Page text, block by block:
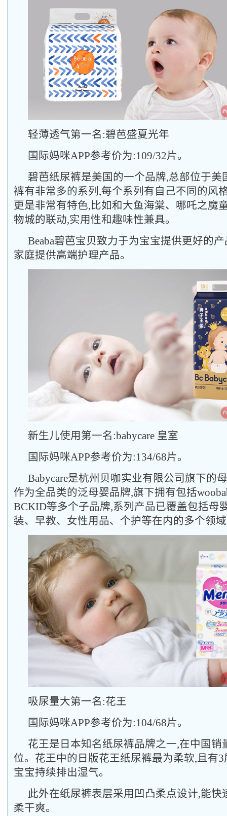
轻薄透气第一名:碧芭盛夏光年
国际妈咪APP参考价为:109/32片。
碧芭纸尿裤是美国的一个品牌,总部位于美
裤有非常多的系列,每个系列有自己不同的风
更是非常有特色,比如和大鱼海棠、哪吒之魔
物城的联动,实用性和趣味性兼具。
Beaba碧芭宝贝致力于为宝宝提供更好的
家庭提供高端护理产品。
新生儿使用第一名:babycare 皇室
国际妈咪APP参考价为:134/68片。
Babycare是杭州贝咖实业有限公司旗下的
作为全品类的泛母婴品牌,旗下拥有包括
BCKID等多个子品牌,系列产品已覆盖包括母
装、早教、女性用品、个护等在内的多个领
吸尿量大第一名:花王
国际妈咪APP参考价为:104/68片。
花王是日本知名纸尿裤品牌之一,在中国销
位。花王中的日版花王纸尿裤最为柔软,且有
宝宝持续排出湿气。
此外在纸尿裤表层采用凹凸柔点设计,能快
柔干爽。